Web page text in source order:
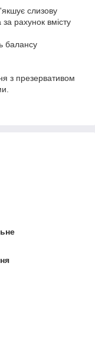
слизову
рахунок вмісту
балансу
з презервативом